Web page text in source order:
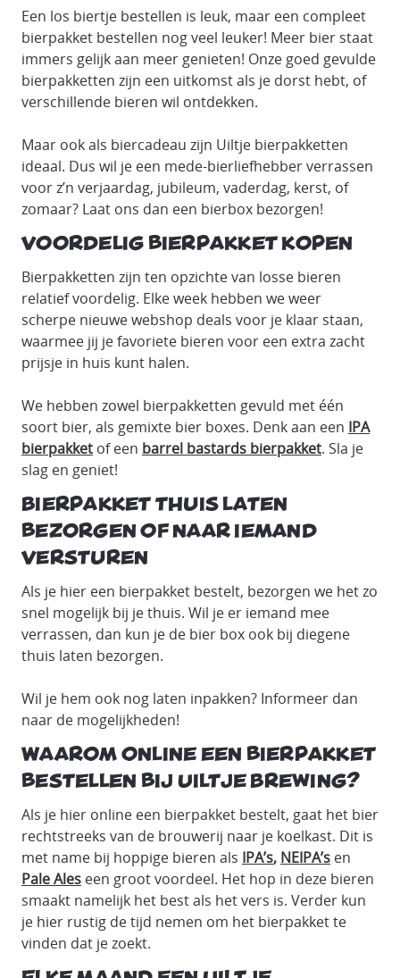
Een los biertje bestellen is leuk, maar een compleet
bierpakket bestellen nog veel leuker! Meer bier staat
immers gelijk aan meer genieten! Onze goed gevulde
bierpakketten zijn een uitkomst als je dorst hebt, of
verschillende bieren wil ontdekken.
Maar ook als biercadeau zijn Uiltje bierpakketten
ideaal. Dus wil je een mede-bierliefhebber verrassen
voor z’n verjaardag, jubileum, vaderdag, kerst, of
zomaar? Laat ons dan een bierbox bezorgen!
Voordelig bierpakket kopen
Bierpakketten zijn ten opzichte van losse bieren
relatief voordelig. Elke week hebben we weer
scherpe nieuwe webshop deals voor je klaar staan,
waarmee jij je favoriete bieren voor een extra zacht
prijsje in huis kunt halen.
We hebben zowel bierpakketten gevuld met één
soort bier, als gemixte bier boxes. Denk aan een IPA
bierpakket of een barrel bastards bierpakket. Sla je
slag en geniet!
Bierpakket thuis laten
bezorgen of naar iemand
versturen
Als je hier een bierpakket bestelt, bezorgen we het zo
snel mogelijk bij je thuis. Wil je er iemand mee
verrassen, dan kun je de bier box ook bij diegene
thuis laten bezorgen.
Wil je hem ook nog laten inpakken? Informeer dan
naar de mogelijkheden!
Waarom online een bierpakket
bestellen bij Uiltje Brewing?
Als je hier online een bierpakket bestelt, gaat het bier
rechtstreeks van de brouwerij naar je koelkast. Dit is
met name bij hoppige bieren als IPA’s, NEIPA’s en
Pale Ales een groot voordeel. Het hop in deze bieren
smaakt namelijk het best als het vers is. Verder kun
je hier rustig de tijd nemen om het bierpakket te
vinden dat je zoekt.